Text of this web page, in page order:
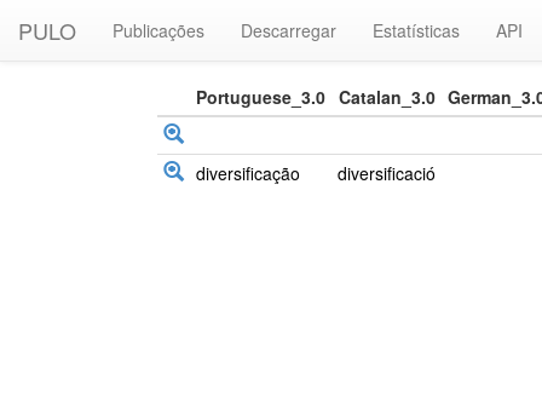
PULO Publicações Descarregar Estatísticas API
Portuguese_3.0 Catalan_3.0
diversificação diversificació